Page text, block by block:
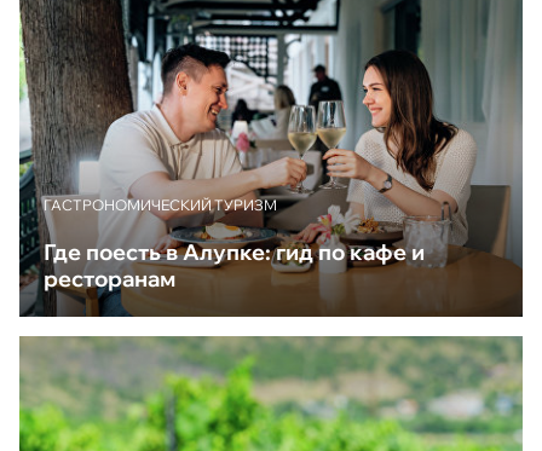
ГАСТРОНОМИЧЕСКИЙ ТУРИЗМ
Где поесть в Алупке: гид по кафе и
ресторанам